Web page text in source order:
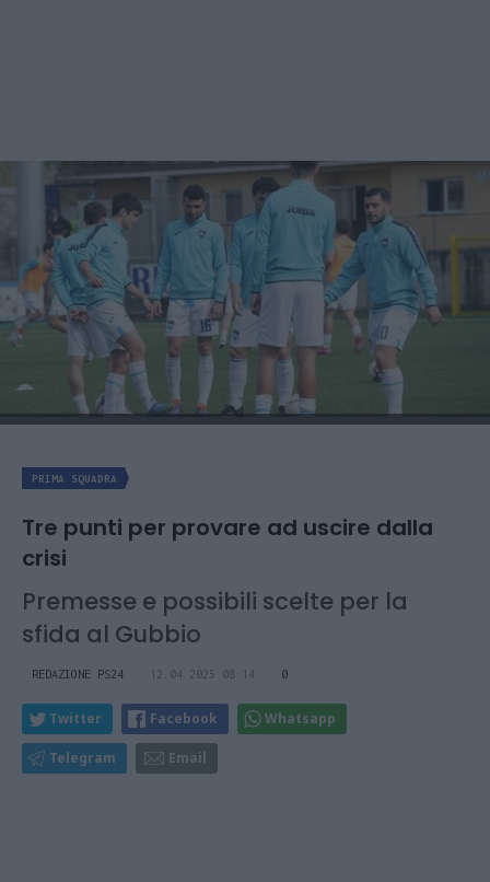
PRIMA SQUADRA
Tre punti per provare ad uscire dalla
crisi
Premesse e possibili scelte per la
sfida al Gubbio
REDAZIONE PS24 12.04.2025 08:14 0
Twitter Facebook Whatsapp
Telegram Email